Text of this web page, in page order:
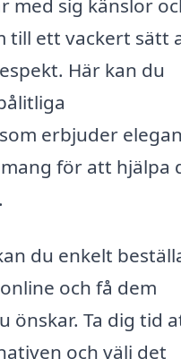
med sig känslor
till ett vackert sätt
Här kan du
erbjuder
för att hjälpa
du enkelt
och få dem
önskar. Ta dig tid
och välj det